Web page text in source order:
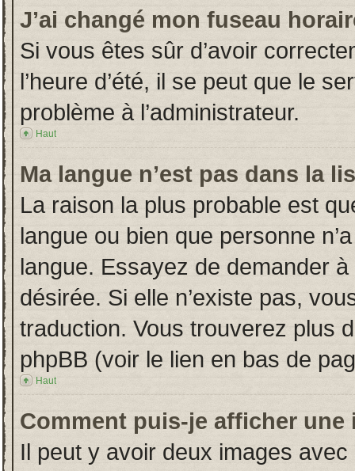
J’ai changé mon fuseau
Si vous êtes sûr d’avoir
l’heure d’été, il se peut que le
problème à l’administrateur.
Haut
Ma langue n’est pas dans la
La raison la plus probable est
langue ou bien que personne
langue. Essayez de demander à
désirée. Si elle n’existe pas,
traduction. Vous trouverez plus
phpBB (voir le lien en bas de
Haut
Comment puis-je afficher une
Il peut y avoir deux images